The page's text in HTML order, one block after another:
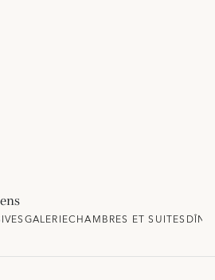
GALERIECHAMBRES ET SUITES